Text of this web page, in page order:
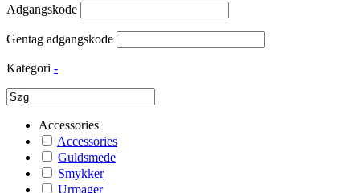
Adgangskode
Gentag adgangskode
Kategori -
Accessories
Accessories
Guldsmede
Smykker
Urmager